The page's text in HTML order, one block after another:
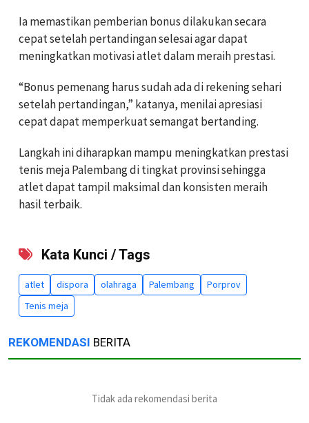
Ia memastikan pemberian bonus dilakukan secara
cepat setelah pertandingan selesai agar dapat
meningkatkan motivasi atlet dalam meraih prestasi.
“Bonus pemenang harus sudah ada di rekening sehari
setelah pertandingan,” katanya, menilai apresiasi
cepat dapat memperkuat semangat bertanding.
Langkah ini diharapkan mampu meningkatkan prestasi
tenis meja Palembang di tingkat provinsi sehingga
atlet dapat tampil maksimal dan konsisten meraih
hasil terbaik.
Kata Kunci / Tags
atlet dispora olahraga Palembang
Porprov
Tenis meja
REKOMENDASI BERITA
Tidak ada rekomendasi berita